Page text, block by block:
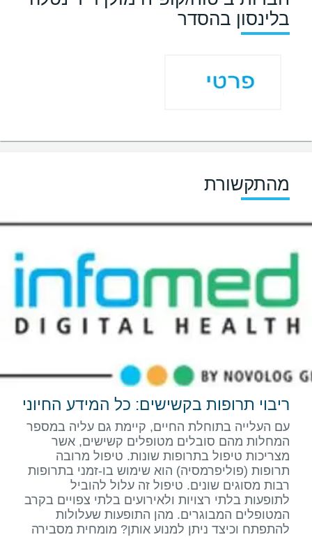
בלינסון בהסדר
מהתקשורת
ריבוי תרופות בקשישים: כל המידע החיוני
עם העלייה בתוחלת החיים, קיימת גם עליה במספר
המחלות מהם סובלים מטופלים קשישים, אשר
מצריכות טיפול בתרופות שונות. טיפול מרובה
תרופות (פוליפרמסיה) הוא שימוש בו-זמני בתרופות
רבות מסוגים שונים. טיפול זה עלול להוביל
לתופעות בלתי רצויות ולאירועים בלתי צפויים בקרב
המטופלים המבוגרים. מהן התופעות שעלולות
להתפתח וכיצד ניתן למנוע אותן? מומחית מסבירה